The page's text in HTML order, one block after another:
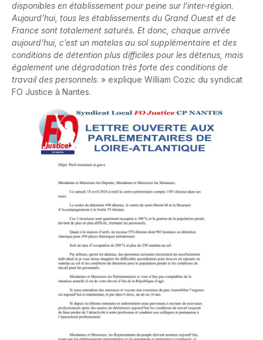
disponibles en établissement pour peine sur l’inter-région.
Aujourd’hui, tous les établissements du Grand Ouest et de
France sont totalement saturés. Et donc, chaque arrivée
aujourd’hui, c’est un matelas au sol supplémentaire et des
conditions de détention plus difficiles pour les détenus, mais
également une dégradation très forte des conditions de
travail des personnels. » explique William Cozic du syndicat
FO Justice à Nantes.